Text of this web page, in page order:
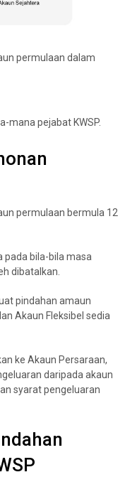
permulaan dalam
mana pejabat KWSP.
permulaan bermula 12
pada bila-bila masa
dibatalkan.
pindahan amaun
Akaun Fleksibel sedia
ke Akaun Persaraan,
daripada akaun
syarat pengeluaran